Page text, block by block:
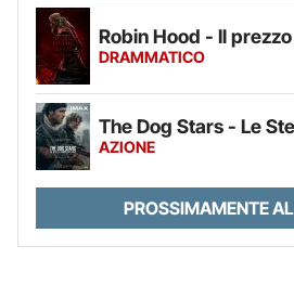
Robin Hood - Il
DRAMMATICO
The Dog Stars - Le
AZIONE
PROSSIMAMENTE